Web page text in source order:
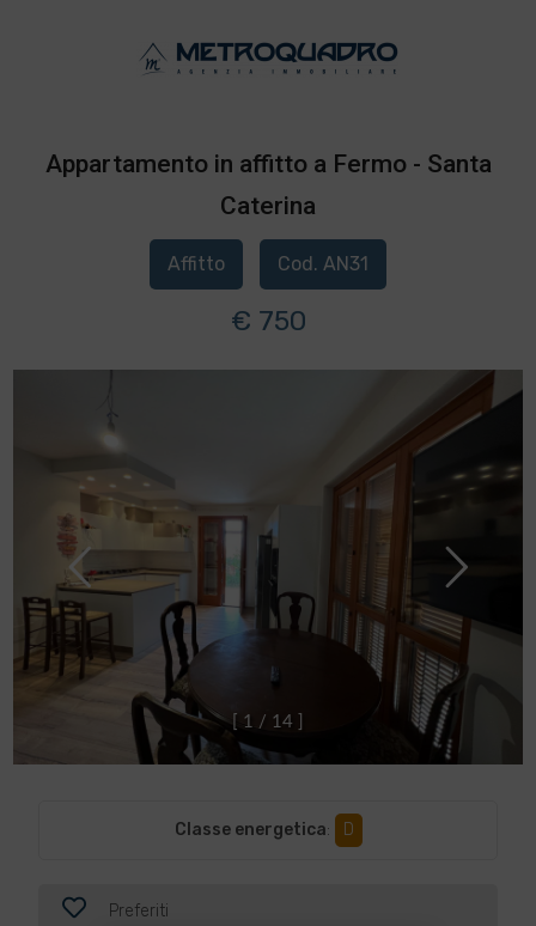
Appartamento in affitto a Fermo - Santa
Caterina
Affitto Cod. AN31
€ 750
1 / 14
Classe energetica: D
Preferiti